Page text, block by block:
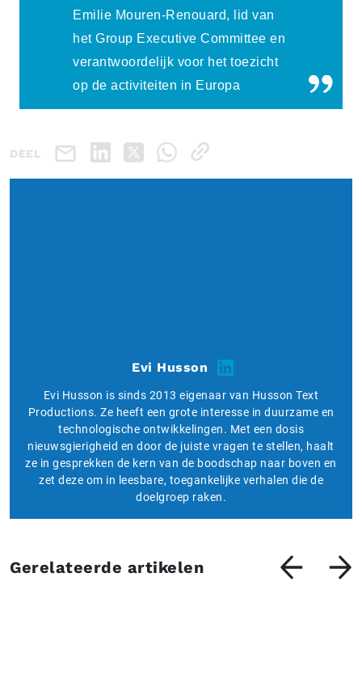
Emilie Mouren-Renouard, lid van
het Group Executive Committee en
verantwoordelijk voor het toezicht
op de activiteiten in Europa
DEEL
Evi Husson
Evi Husson is sinds 2013 eigenaar van Husson Text
Productions. Ze heeft een grote interesse in duurzame en
technologische ontwikkelingen. Met een dosis
nieuwsgierigheid en door de juiste vragen te stellen, haalt
ze in gesprekken de kern van de boodschap naar boven en
zet deze om in leesbare, toegankelijke verhalen die de
doelgroep raken.
Gerelateerde artikelen